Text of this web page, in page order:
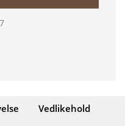
Vedlikehold